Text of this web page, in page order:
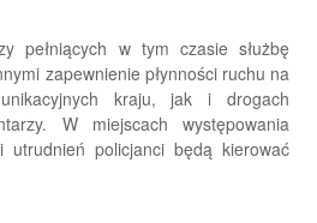
pełniących w tym czasie służbę
zapewnienie płynności ruchu na
kraju, jak i drogach
W miejscach występowania
utrudnień policjanci będą kierować